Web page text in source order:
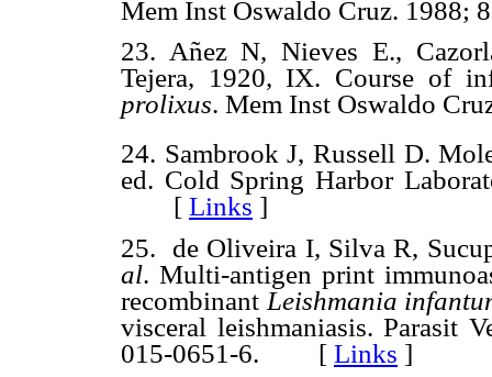
Mem Inst Oswaldo Cruz.
23. Añez N, Nieves E.,
Tejera, 1920, IX. Course of
prolixus. Mem Inst Oswaldo
24. Sambrook J, Russell D.
ed. Cold Spring Harbor
[ Links ]
25.
de Oliveira I, Silva R,
al. Multi-antigen print
recombinant Leishmania
visceral leishmaniasis. Parasit
015-0651-6. [ Links ]